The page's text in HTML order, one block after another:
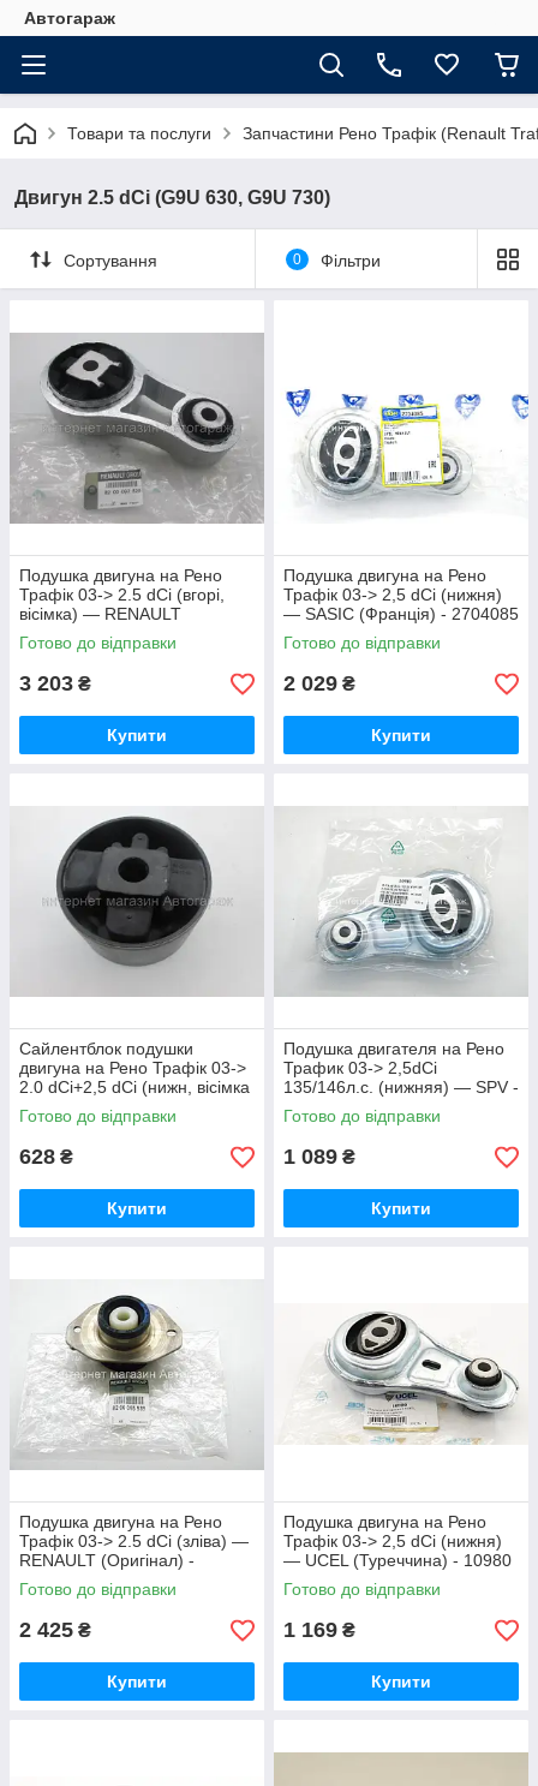
Автогараж
Товари та послуги Запчастини Рено Трафік (Renault
Двигун 2.5 dCi (G9U 630, G9U 730)
Сортування 0 Фільтри
Подушка двигуна на Рено
Трафік 03-> 2.5 dCi (вгорі,
вісімка) — RENAULT
(Оригінал) - 8200049246
Готово до відправки
3 203 ₴
Купити
Подушка двигуна на Рено
Трафік 03-> 2,5 dCi (нижня)
— SASIC (Франція) - 2704085
Готово до відправки
2 029 ₴
Купити
Сайлентблок подушки
двигуна на Рено Трафік 03->
2.0 dCi+2,5 dCi (нижн, вісімка
135/146л.с.) BCGUMA -
BC1210
Готово до відправки
628 ₴
Купити
Подушка двигателя на Рено
Трафик 03-> 2,5dCi
135/146л.с. (нижняя) — SPV -
10980
Готово до відправки
1 089 ₴
Купити
Подушка двигуна на Рено
Трафік 03-> 2.5 dCi (зліва) —
RENAULT (Оригінал) -
8200065989
Готово до відправки
2 425 ₴
Купити
Подушка двигуна на Рено
Трафік 03-> 2,5 dCi (нижня)
— UCEL (Туреччина) - 10980
Готово до відправки
1 169 ₴
Купити